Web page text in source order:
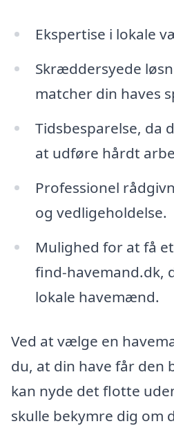
Ekspertise i lokale
Skræddersyede
matcher din haves
Tidsbesparelse, da
at udføre hårdt
Professionel
og vedligeholdelse.
Mulighed for at få
find-havemand.dk,
lokale havemænd.
Ved at vælge en
du, at din have får den
kan nyde det flotte
skulle bekymre dig om